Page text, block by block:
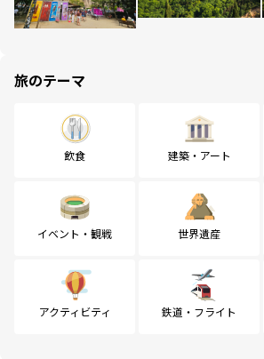
旅のテーマ
飲食 建築・アート
イベント・観戦 世界遺産
アクティビティ 鉄道・フライト